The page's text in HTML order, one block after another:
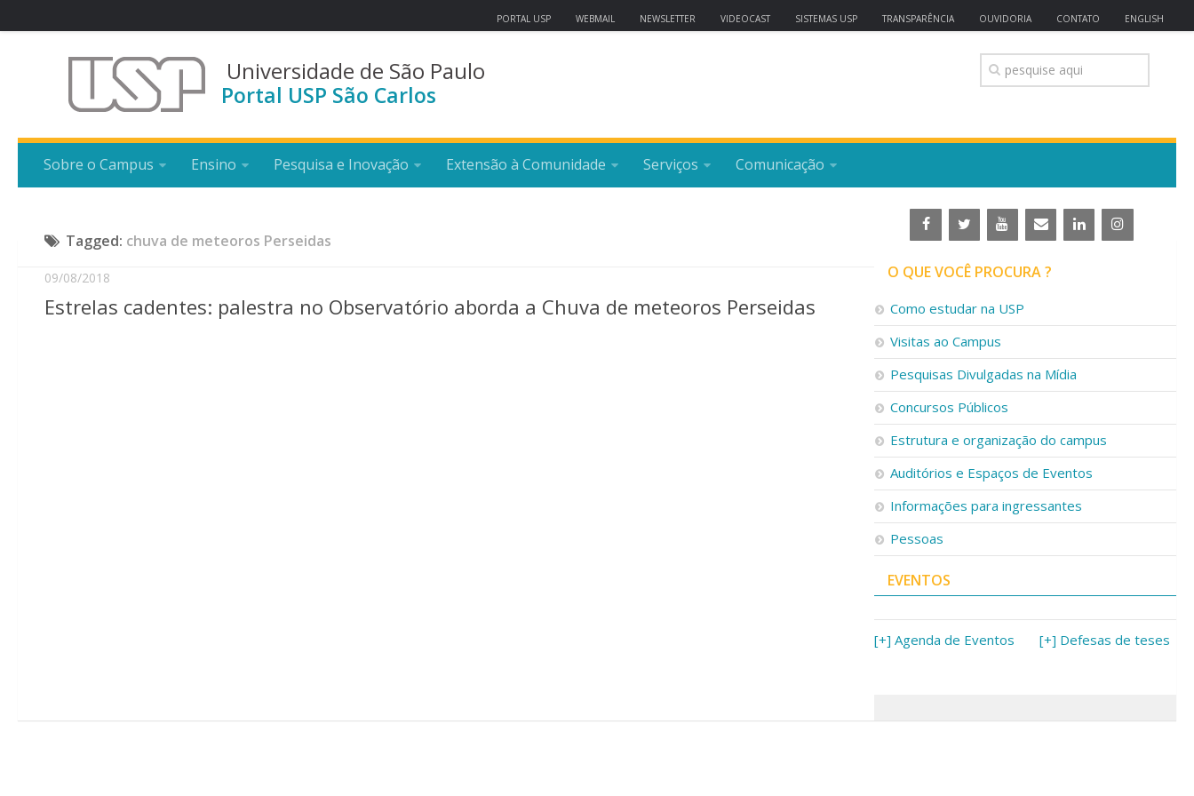
PORTAL USP WEBMAIL NEWSLETTER VIDEOCAST SISTEMAS USP TRANSPARÊNCIA OUVIDORIA CONTATO ENGLISH
Universidade de São Paulo
Portal USP São Carlos
Sobre o Campus Ensino Pesquisa e Inovação Extensão à Comunidade Serviços Comunicação
Tagged: chuva de meteoros Perseidas
09/08/2018
Estrelas cadentes: palestra no Observatório aborda a Chuva de meteoros Perseidas
O QUE VOCÊ PROCURA ?
Como estudar na USP
Visitas ao Campus
Pesquisas Divulgadas na Mídia
Concursos Públicos
Estrutura e organização do campus
Auditórios e Espaços de Eventos
Informações para ingressantes
Pessoas
EVENTOS
[+] Agenda de Eventos [+] Defesas de teses